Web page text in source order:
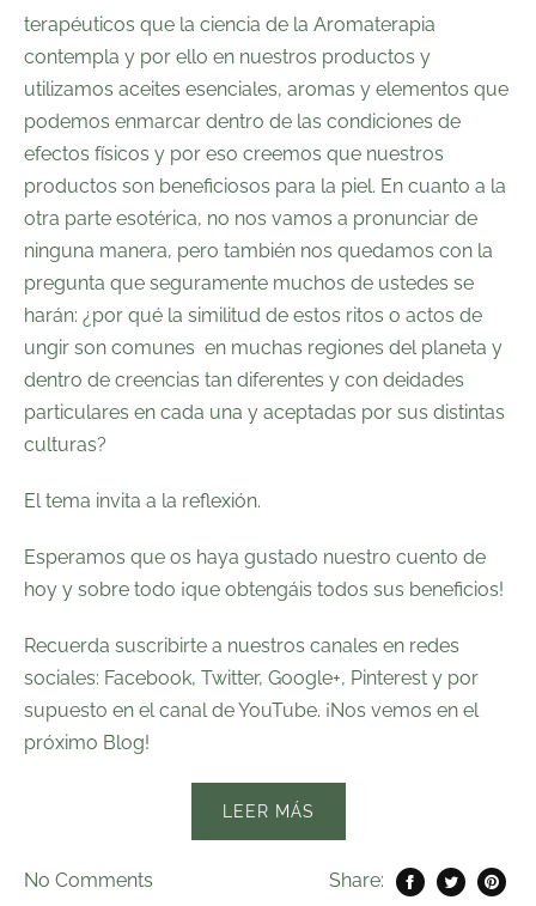
terapéuticos que la ciencia de la Aromaterapia
contempla y por ello en nuestros productos y
utilizamos aceites esenciales, aromas y elementos que
podemos enmarcar dentro de las condiciones de
efectos físicos y por eso creemos que nuestros
productos son beneficiosos para la piel. En cuanto a la
otra parte esotérica, no nos vamos a pronunciar de
ninguna manera, pero también nos quedamos con la
pregunta que seguramente muchos de ustedes se
harán: ¿por qué la similitud de estos ritos o actos de
ungir son comunes en muchas regiones del planeta y
dentro de creencias tan diferentes y con deidades
particulares en cada una y aceptadas por sus distintas
culturas?
El tema invita a la reflexión.
Esperamos que os haya gustado nuestro cuento de
hoy y sobre todo ¡que obtengáis todos sus beneficios!
Recuerda suscribirte a nuestros canales en redes
sociales: Facebook, Twitter, Google+, Pinterest y por
supuesto en el canal deYouTube. ¡Nos vemos en el
próximo Blog!
LEER MÁS
No Comments Share: